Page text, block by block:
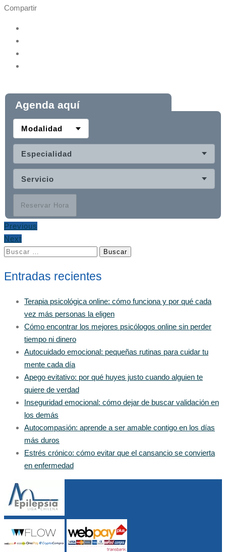
Compartir
Agenda aquí
Modalidad
Especialidad
Servicio
Reservar Hora
Previous
Next
Buscar:
Entradas recientes
Terapia psicológica online: cómo funciona y por qué cada
vez más personas la eligen
Cómo encontrar los mejores psicólogos online sin perder
tiempo ni dinero
Autocuidado emocional: pequeñas rutinas para cuidar tu
mente cada día
Apego evitativo: por qué huyes justo cuando alguien te
quiere de verdad
Inseguridad emocional: cómo dejar de buscar validación en
los demás
Autocompasión: aprende a ser amable contigo en los días
más duros
Estrés crónico: cómo evitar que el cansancio se convierta
en enfermedad